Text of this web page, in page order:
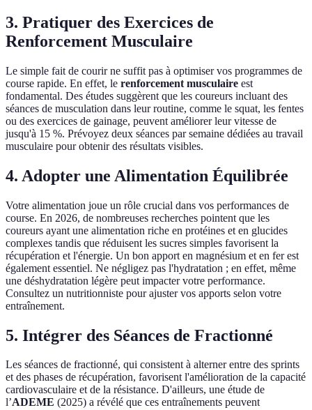
3. Pratiquer des Exercices de
Renforcement Musculaire
Le simple fait de courir ne suffit pas à optimiser vos programmes de
course rapide. En effet, le renforcement musculaire est
fondamental. Des études suggèrent que les coureurs incluant des
séances de musculation dans leur routine, comme le squat, les fentes
ou des exercices de gainage, peuvent améliorer leur vitesse de
jusqu'à 15 %. Prévoyez deux séances par semaine dédiées au travail
musculaire pour obtenir des résultats visibles.
4. Adopter une Alimentation Équilibrée
Votre alimentation joue un rôle crucial dans vos performances de
course. En 2026, de nombreuses recherches pointent que les
coureurs ayant une alimentation riche en protéines et en glucides
complexes tandis que réduisent les sucres simples favorisent la
récupération et l'énergie. Un bon apport en magnésium et en fer est
également essentiel. Ne négligez pas l'hydratation ; en effet, même
une déshydratation légère peut impacter votre performance.
Consultez un nutritionniste pour ajuster vos apports selon votre
entraînement.
5. Intégrer des Séances de Fractionné
Les séances de fractionné, qui consistent à alterner entre des sprints
et des phases de récupération, favorisent l'amélioration de la capacité
cardiovasculaire et de la résistance. D'ailleurs, une étude de
l’ADEME (2025) a révélé que ces entraînements peuvent